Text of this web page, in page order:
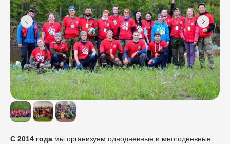
C 2014 года мы организуем однодневные и многодневные